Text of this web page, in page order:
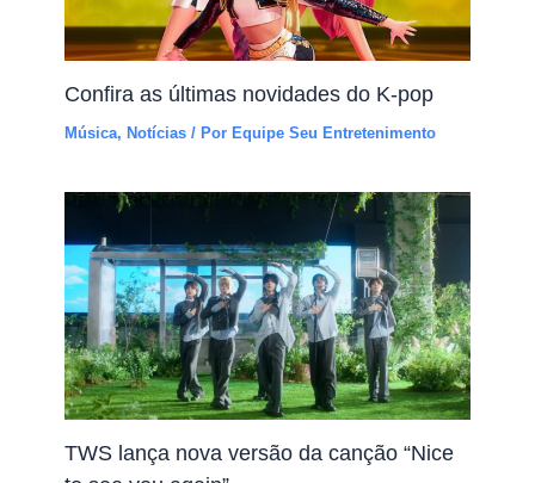
Confira as últimas novidades do K-pop
Música, Notícias / Por Equipe Seu Entretenimento
TWS lança nova versão da canção “Nice